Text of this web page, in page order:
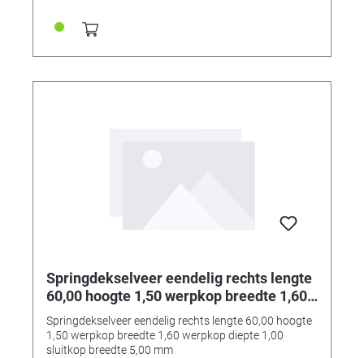
Springdekselveer eendelig rechts lengte
60,00 hoogte 1,50 werpkop breedte 1,60
werpkop diepte 1,00 sluitkop breedte
5,00 mm
Springdekselveer eendelig rechts lengte 60,00 hoogte
1,50 werpkop breedte 1,60 werpkop diepte 1,00
sluitkop breedte 5,00 mm